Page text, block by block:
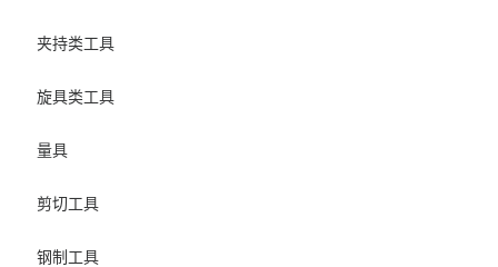
夹持类工具
旋具类工具
量具
剪切工具
钢制工具